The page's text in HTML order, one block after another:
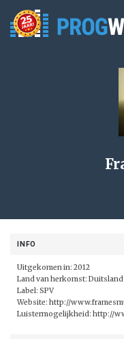
INFO
Uitgekomen in: 2012
Land van herkomst: Duitsland
Label: SPV
Website: http://
Luistermogelijkheid: http://